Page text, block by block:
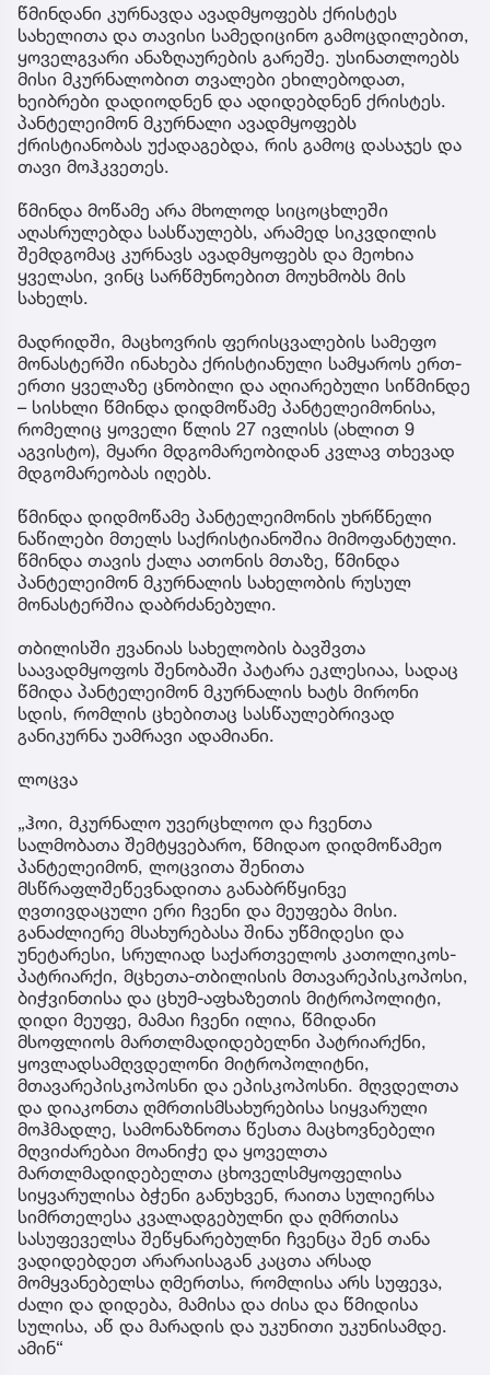
წმინდანი კურნავდა ავადმყოფებს ქრისტეს
სახელითა და თავისი სამედიცინო გამოცდილებით,
ყოველგვარი ანაზღაურების გარეშე. უსინათლოებს
მისი მკურნალობით თვალები ეხილებოდათ,
ხეიბრები დადიოდნენ და ადიდებდნენ ქრისტეს.
პანტელეიმონ მკურნალი ავადმყოფებს
ქრისტიანობას უქადაგებდა, რის გამოც დასაჯეს და
თავი მოჰკვეთეს.
წმინდა მოწამე არა მხოლოდ სიცოცხლეში
აღასრულებდა სასწაულებს, არამედ სიკვდილის
შემდგომაც კურნავს ავადმყოფებს და მეოხია
ყველასი, ვინც სარწმუნოებით მოუხმობს მის
სახელს.
მადრიდში, მაცხოვრის ფერისცვალების სამეფო
მონასტერში ინახება ქრისტიანული სამყაროს ერთ-
ერთი ყველაზე ცნობილი და აღიარებული სიწმინდე
– სისხლი წმინდა დიდმოწამე პანტელეიმონისა,
რომელიც ყოველი წლის 27 ივლისს (ახლით 9
აგვისტო), მყარი მდგომარეობიდან კვლავ თხევად
მდგომარეობას იღებს.
წმინდა დიდმოწამე პანტელეიმონის უხრწნელი
ნაწილები მთელს საქრისტიანოშია მიმოფანტული.
წმინდა თავის ქალა ათონის მთაზე, წმინდა
პანტელეიმონ მკურნალის სახელობის რუსულ
მონასტერშია დაბრძანებული.
თბილისში ჟვანიას სახელობის ბავშვთა
საავადმყოფოს შენობაში პატარა ეკლესიაა, სადაც
წმიდა პანტელეიმონ მკურნალის ხატს მირონი
სდის, რომლის ცხებითაც სასწაულებრივად
განიკურნა უამრავი ადამიანი.
ლოცვა
„ჰოი, მკურნალო უვერცხლოო და ჩვენთა
სალმობათა შემტყვებარო, წმიდაო დიდმოწამეო
პანტელეიმონ, ლოცვითა შენითა
მსწრაფლშეწევნადითა განაბრწყინვე
ღვთივდაცული ერი ჩვენი და მეუფება მისი.
განაძლიერე მსახურებასა შინა უწმიდესი და
უნეტარესი, სრულიად საქართველოს კათოლიკოს-
პატრიარქი, მცხეთა-თბილისის მთავარეპისკოპოსი,
ბიჭვინთისა და ცხუმ-აფხაზეთის მიტროპოლიტი,
დიდი მეუფე, მამაი ჩვენი ილია, წმიდანი
მსოფლიოს მართლმადიდებელნი პატრიარქნი,
ყოვლადსამღვდელონი მიტროპოლიტნი,
მთავარეპისკოპოსნი და ეპისკოპოსნი. მღვდელთა
და დიაკონთა ღმრთისმსახურებისა სიყვარული
მოჰმადლე, სამონაზნოთა წესთა მაცხოვნებელი
მღვიძარებაი მოანიჭე და ყოველთა
მართლმადიდებელთა ცხოველსმყოფელისა
სიყვარულისა ბჭენი განუხვენ, რაითა სულიერსა
სიმრთელესა კვალადგებულნი და ღმრთისა
სასუფეველსა შეწყნარებულნი ჩვენცა შენ თანა
ვადიდებდეთ არარაისაგან კაცთა არსად
მომყვანებელსა ღმერთსა, რომლისა არს სუფევა,
ძალი და დიდება, მამისა და ძისა და წმიდისა
სულისა, აწ და მარადის და უკუნითი უკუნისამდე.
ამინ“